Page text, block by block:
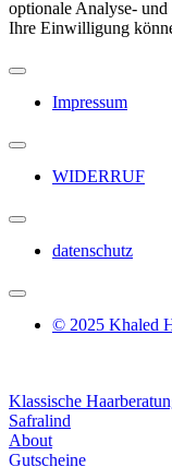
optionale Analyse-
Ihre Einwilligung
Impressum
WIDERRUF
datenschutz
© 2025 Khaled
Klassische
Safralind
About
Gutscheine